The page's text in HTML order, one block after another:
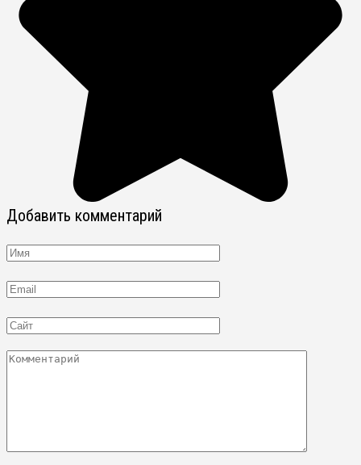
Добавить комментарий
Имя
Email
Сайт
Комментарий